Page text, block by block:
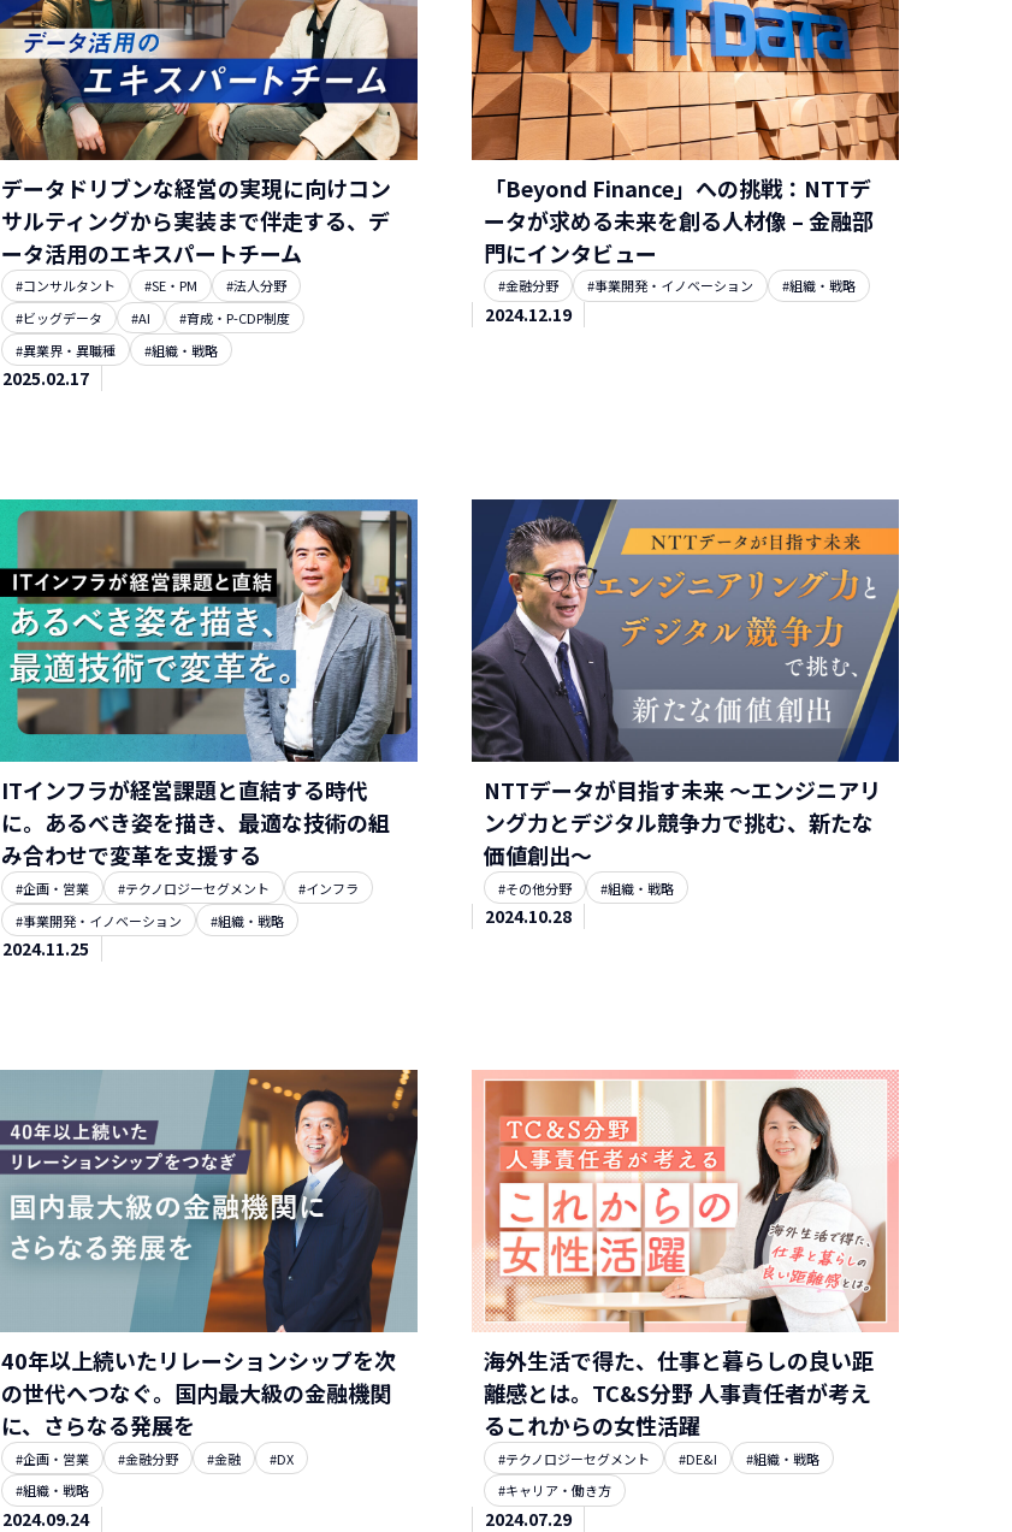
データドリブンな経営の実現に向けコン
サルティングから実装まで伴走する、デ
ータ活用のエキスパートチーム
#コンサルタント #SE・PM
#法人分野
#ビッグデータ
#AI
#育成・P-CDP制度
#異業界・異職種
#組織・戦略
2025.02.17
「Beyond Finance」への挑戦：NTTデ
ータが求める未来を創る人材像 – 金融部
門にインタビュー
#金融分野 #事業開発・イノベーション #組織・戦略
2024.12.19
ITインフラが経営課題と直結する時代
に。あるべき姿を描き、最適な技術の組
み合わせで変革を支援する
#企画・営業 #テクノロジーセグメント
#インフラ
#事業開発・イノベーション
#組織・戦略
2024.11.25
NTTデータが目指す未来 ～エンジニアリ
ング力とデジタル競争力で挑む、新たな
価値創出～
#その他分野 #組織・戦略
2024.10.28
40年以上続いたリレーションシップを次
の世代へつなぐ。国内最大級の金融機関
に、さらなる発展を
#企画・営業 #金融分野 #金融
#DX
#組織・戦略
2024.09.24
海外生活で得た、仕事と暮らしの良い距
離感とは。TC&S分野 人事責任者が考え
るこれからの女性活躍
#テクノロジーセグメント #DE&I
#組織・戦略
#キャリア・働き方
2024.07.29